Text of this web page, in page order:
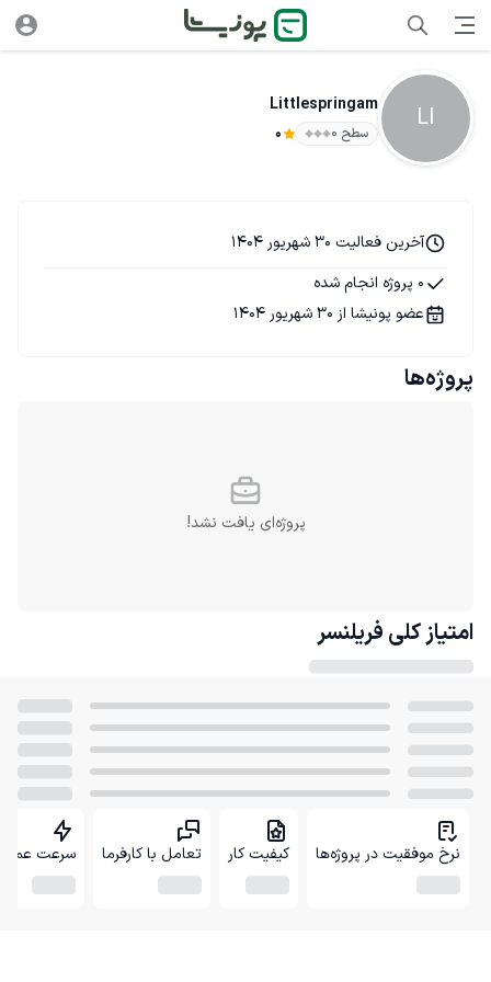
LI
Littlespringam
سطح ۰ 0
آخرین فعالیت 30 شهریور 1404
0 پروژه انجام شده
عضو پونیشا از 30 شهریور 1404
پروژه‌ها
پروژه‌ای یافت نشد!
امتیاز کلی فریلنسر
نرخ موفقیت در پروژه‌ها کیفیت کار تعامل با کارفرما سرعت عمل